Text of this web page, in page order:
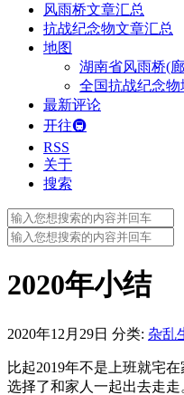
风雨桥文章汇总
抗战纪念物文章汇总
地图
湖南省风雨桥(
全国抗战纪念物
最新评论
开往🚇
RSS
关于
搜索
Search
for:
Search
for:
2020年小结
2020年12月29日 分类: 杂乱
比起2019年不是上班就宅
选择了和家人一起出去走